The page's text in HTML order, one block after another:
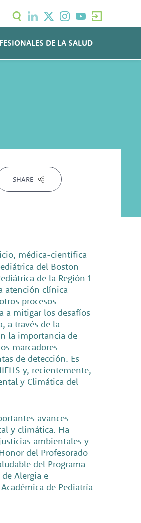
DE LA SALUD
SHARE
médica-científica
del Boston
de la Región 1
atención clínica
procesos
a mitigar los desafíos
a través de la
la importancia de
marcadores
de detección. Es
y, recientemente,
y Climática del
avances
y climática. Ha
ambientales y
del Profesorado
del Programa
Alergia e
de Pediatría